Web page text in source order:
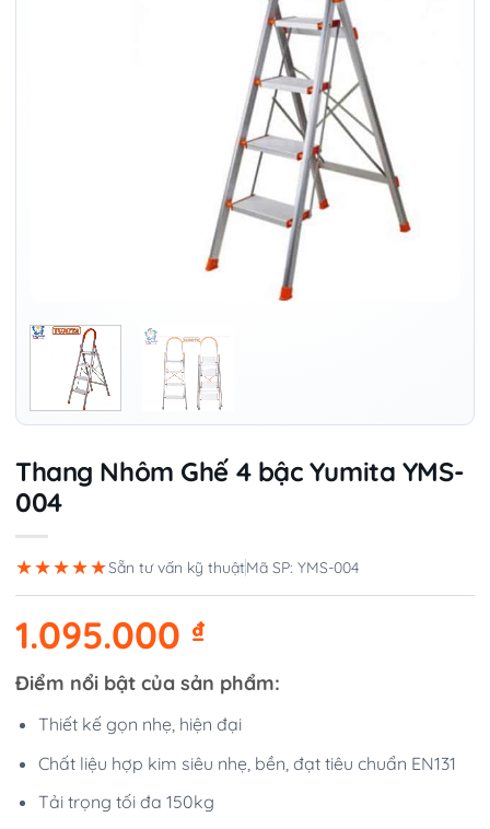
Thang Nhôm Ghế 4 bậc Yumita YMS-
004
★★★★★Sẵn tư vấn kỹ thuậtMã SP: YMS-004
1.095.000 ₫
Điểm nổi bật của sản phẩm:
Thiết kế gọn nhẹ, hiện đại
Chất liệu hợp kim siêu nhẹ, bền, đạt tiêu chuẩn EN131
Tải trọng tối đa 150kg